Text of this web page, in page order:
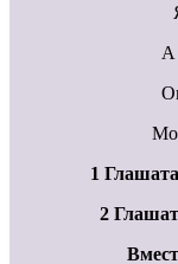
А
1
2